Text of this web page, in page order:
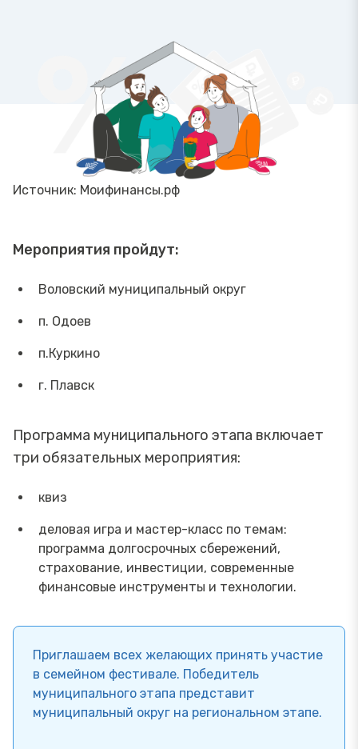
Источник: Моифинансы.рф
Мероприятия пройдут:
Воловский муниципальный округ
п. Одоев
п.Куркино
г. Плавск
Программа муниципального этапа включает
три обязательных мероприятия:
квиз
деловая игра и мастер-класс по темам:
программа долгосрочных сбережений,
страхование, инвестиции, современные
финансовые инструменты и технологии.
Приглашаем всех желающих принять участие
в семейном фестивале. Победитель
муниципального этапа представит
муниципальный округ на региональном этапе.